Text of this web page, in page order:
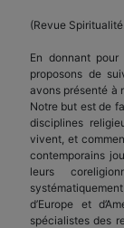
(Revue
En donnant
proposons de
avons présenté à
Notre but est de
disciplines
vivent, et
contemporains
leurs
d’Europe et
spécialistes des